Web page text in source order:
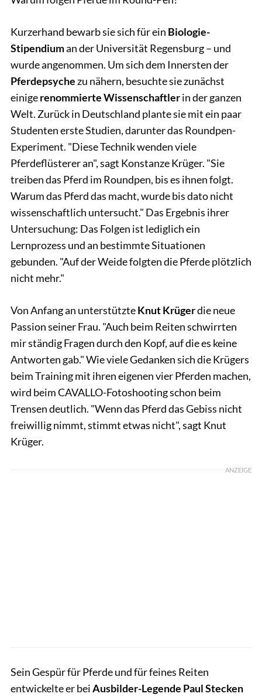
Kurzerhand bewarb sie sich für ein Biologie-
Stipendiuman der Universität Regensburg – und
wurde angenommen. Um sich dem Innersten der
Pferdepsychezu nähern, besuchte sie zunächst
einigerenommierte Wissenschaftlerin der ganzen
Welt. Zurück in Deutschland plante sie mit ein paar
Studenten erste Studien, darunter das Roundpen-
Experiment. "Diese Technik wenden viele
Pferdeflüsterer an", sagt Konstanze Krüger. "Sie
treiben das Pferd im Roundpen, bis es ihnen folgt.
Warum das Pferd das macht, wurde bis dato nicht
wissenschaftlich untersucht." Das Ergebnis ihrer
Untersuchung: Das Folgen ist lediglich ein
Lernprozess und an bestimmte Situationen
gebunden. "Auf der Weide folgten die Pferde plötzlich
nicht mehr."
Von Anfang an unterstützteKnut Krügerdie neue
Passion seiner Frau. "Auch beim Reiten schwirrten
mir ständig Fragen durch den Kopf, auf die es keine
Antworten gab." Wie viele Gedanken sich die Krügers
beim Training mit ihren eigenen vier Pferden machen,
wird beim CAVALLO-Fotoshooting schon beim
Trensen deutlich. "Wenn das Pferd das Gebiss nicht
freiwillig nimmt, stimmt etwas nicht", sagt Knut
Krüger.
ANZEIGE
Sein Gespür für Pferde und für feines Reiten
entwickelte er beiAusbilder-Legende Paul Stecken